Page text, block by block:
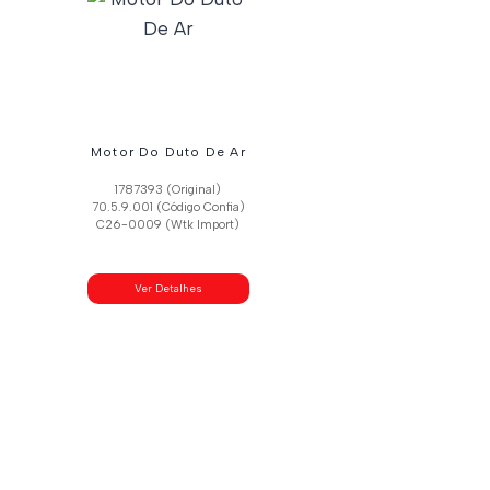
Motor Do Duto De Ar
1787393 (Original)
70.5.9.001 (Código Confia)
C26-0009 (Wtk Import)
Ver Detalhes